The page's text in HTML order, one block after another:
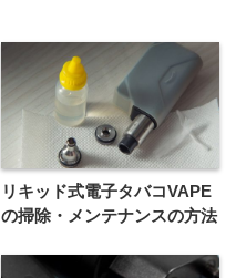
リキッド式電子タバコVAPE
の掃除・メンテナンスの方法